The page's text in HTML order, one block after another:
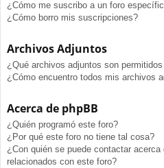
¿Cómo me suscribo a un foro
¿Cómo borro mis suscripciones?
Archivos Adjuntos
¿Qué archivos adjuntos son
¿Cómo encuentro todos mis archivos
Acerca de phpBB
¿Quién programó este foro?
¿Por qué este foro no tiene tal cosa?
¿Con quién se puede contactar
relacionados con este foro?